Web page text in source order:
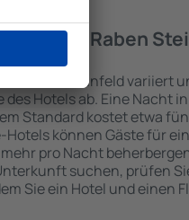
in in Raben
in Raben Steinfeld variiert
Hotels ab. Eine Nacht
Standard kostet etwa
können Gäste für
pro Nacht
suchen, prüfen
Sie ein Hotel und einen